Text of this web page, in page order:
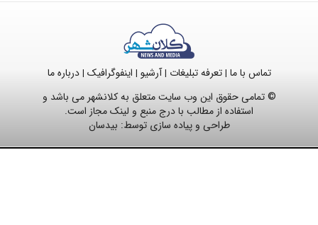
تماس با ما |تعرفه تبلیغات |آرشیو | اینفوگرافیک |درباره ما
© تمامی حقوق این وب سایت متعلق به کلانشهر می باشد و
استفاده از مطالب با درج منبع و لینک مجاز است.
طراحی و پیاده سازی توسط: بیدسان